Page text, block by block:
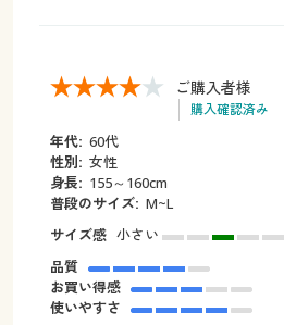
ご購入者様
購入確認済み
年代: 60代
性別: 女性
身長: 155～160cm
普段のサイズ: M~L
サイズ感 小さい
品質
お買い得感
使いやすさ